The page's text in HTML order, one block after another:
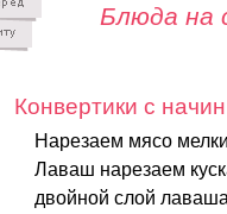
Блюда на
Конвертики с
Нарезаем мясо
Лаваш нарезаем
двойной слой